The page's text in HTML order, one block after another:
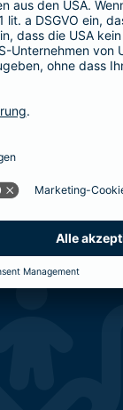
Kinder
Schutz
: Wählen Sie
Paketen oder
Produkte